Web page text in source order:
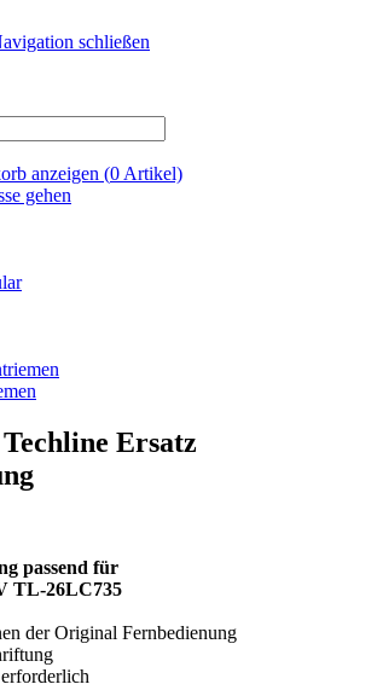
schließen
anzeigen (0 Artikel)
gehen
Ersatz
passend für
TL-26LC735
der Original Fernbedienung